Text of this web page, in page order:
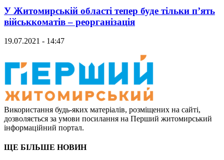
У Житомирській області тепер буде тільки п’ять
військкоматів – реорганізація
19.07.2021 - 14:47
Використання будь-яких матеріалів, розміщених на сайті,
дозволяється за умови посилання на Перший житомирський
інформаційний портал.
ЩЕ БІЛЬШЕ НОВИН